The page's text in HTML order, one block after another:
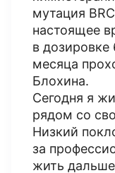
мутация
настоящее
в
месяца
Блохина.
Сегодня я
рядом со
Низкий
за
жить